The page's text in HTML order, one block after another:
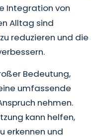
Integration von
Alltag sind
reduzieren und die
Bedeutung,
umfassende
nehmen.
kann helfen,
erkennen und